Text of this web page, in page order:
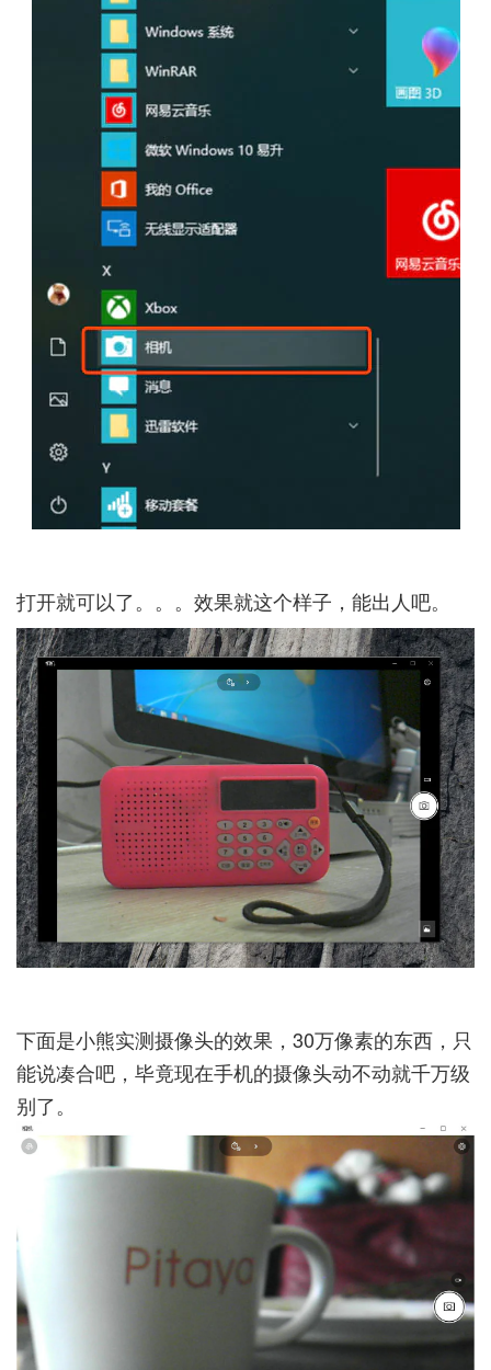
打开就可以了。。。效果就这个样子，能出人吧。
下面是小熊实测摄像头的效果，30万像素的东西，只
能说凑合吧，毕竟现在手机的摄像头动不动就千万级
别了。